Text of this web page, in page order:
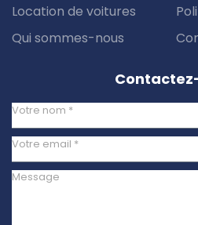
Location de voitures
Qui sommes-nous